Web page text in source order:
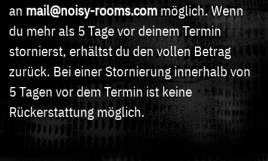
an mail@noisy-rooms.com möglich. Wenn
du mehr als 5 Tage vor deinem Termin
stornierst, erhältst du den vollen Betrag
zurück. Bei einer Stornierung innerhalb von
5 Tagen vor dem Termin ist keine
Rückerstattung möglich.